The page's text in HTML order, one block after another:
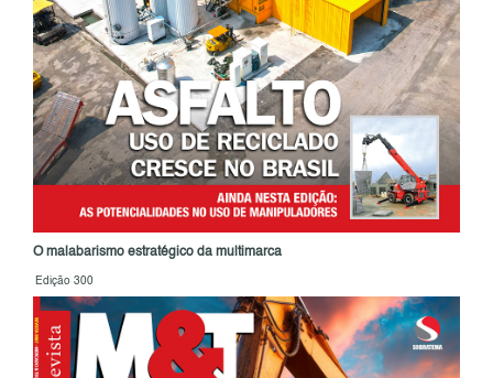
O malabarismo estratégico da multimarca
Edição 300